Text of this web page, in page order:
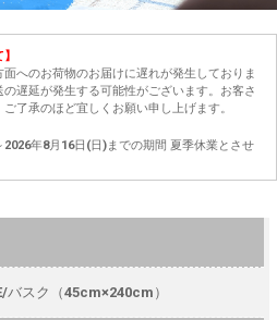
へのお荷物のお届けに遅れが発生しておりま
遅延が発生する可能性がございます。お客さ
了承のほど宜しくお願い申し上げます。
年8月16日(日)までの期間 夏季休業とさせ
バスク（45cm×240cm）